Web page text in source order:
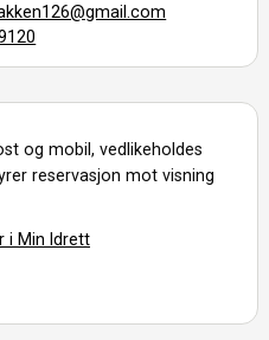
og mobil, vedlikeholdes
reservasjon mot visning
i Min Idrett